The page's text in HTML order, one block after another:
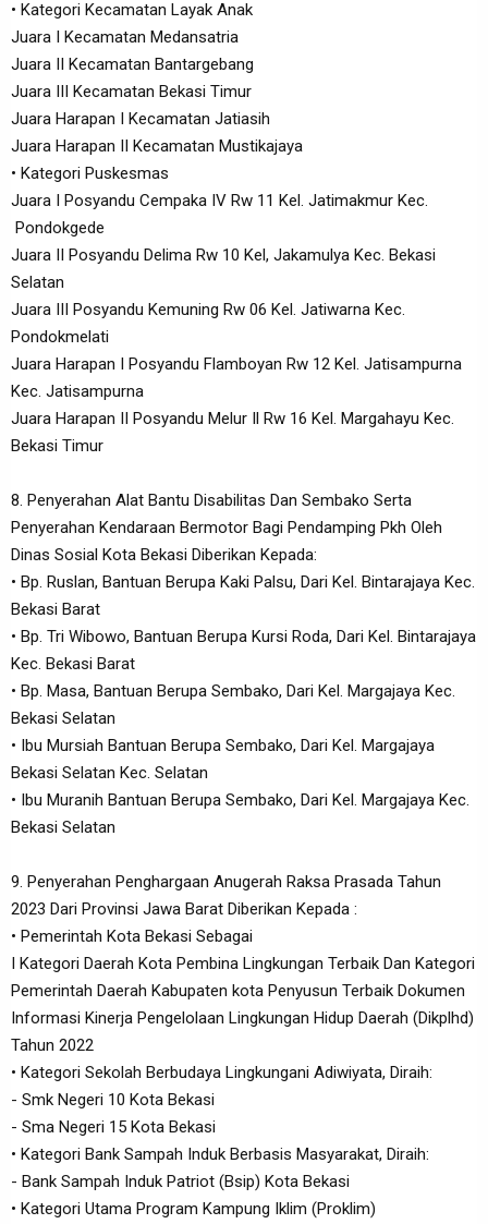
• Kategori Kecamatan Layak Anak
Juara I Kecamatan Medansatria
Juara II Kecamatan Bantargebang
Juara III Kecamatan Bekasi Timur
Juara Harapan I Kecamatan Jatiasih
Juara Harapan II Kecamatan Mustikajaya
• Kategori Puskesmas
Juara I Posyandu Cempaka IV Rw 11 Kel. Jatimakmur Kec.
Pondokgede
Juara II Posyandu Delima Rw 10 Kel, Jakamulya Kec. Bekasi
Selatan
Juara III Posyandu Kemuning Rw 06 Kel. Jatiwarna Kec.
Pondokmelati
Juara Harapan I Posyandu Flamboyan Rw 12 Kel. Jatisampurna
Kec. Jatisampurna
Juara Harapan II Posyandu Melur Il Rw 16 Kel. Margahayu Kec.
Bekasi Timur
8. Penyerahan Alat Bantu Disabilitas Dan Sembako Serta
Penyerahan Kendaraan Bermotor Bagi Pendamping Pkh Oleh
Dinas Sosial Kota Bekasi Diberikan Kepada:
• Bp. Ruslan, Bantuan Berupa Kaki Palsu, Dari Kel. Bintarajaya Kec.
Bekasi Barat
• Bp. Tri Wibowo, Bantuan Berupa Kursi Roda, Dari Kel. Bintarajaya
Kec. Bekasi Barat
• Bp. Masa, Bantuan Berupa Sembako, Dari Kel. Margajaya Kec.
Bekasi Selatan
• Ibu Mursiah Bantuan Berupa Sembako, Dari Kel. Margajaya
Bekasi Selatan Kec. Selatan
• Ibu Muranih Bantuan Berupa Sembako, Dari Kel. Margajaya Kec.
Bekasi Selatan
9. Penyerahan Penghargaan Anugerah Raksa Prasada Tahun
2023 Dari Provinsi Jawa Barat Diberikan Kepada :
• Pemerintah Kota Bekasi Sebagai
I Kategori Daerah Kota Pembina Lingkungan Terbaik Dan Kategori
Pemerintah Daerah Kabupaten kota Penyusun Terbaik Dokumen
Informasi Kinerja Pengelolaan Lingkungan Hidup Daerah (Dikplhd)
Tahun 2022
• Kategori Sekolah Berbudaya Lingkungani Adiwiyata, Diraih:
- Smk Negeri 10 Kota Bekasi
- Sma Negeri 15 Kota Bekasi
• Kategori Bank Sampah Induk Berbasis Masyarakat, Diraih:
- Bank Sampah Induk Patriot (Bsip) Kota Bekasi
• Kategori Utama Program Kampung Iklim (Proklim)